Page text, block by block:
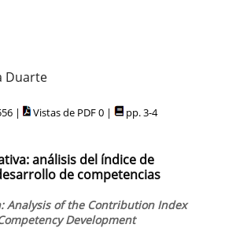
Duarte
| Vistas de PDF 0 | pp. 3-4
análisis del índice de
de competencias
Analysis of the Contribution Index
Development